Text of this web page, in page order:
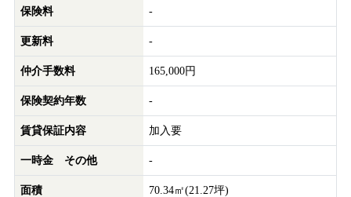
保険料 -
更新料 -
仲介手数料 165,000円
保険契約年数 -
賃貸保証内容 加入要
一時金 その他 -
面積 70.34㎡(21.27坪)